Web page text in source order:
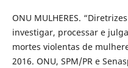
ONU MULHERES.
investigar, processar e
mortes violentas de
2016. ONU, SPM/PR e